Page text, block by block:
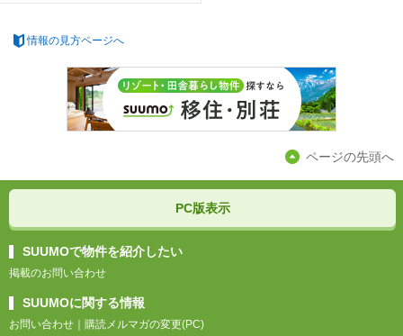
情報の見方ページへ
ページの先頭へ
PC版表示
SUUMOで物件を紹介したい
掲載のお問い合わせ
SUUMOに関する情報
お問い合わせ ｜ 購読メルマガの変更(PC)